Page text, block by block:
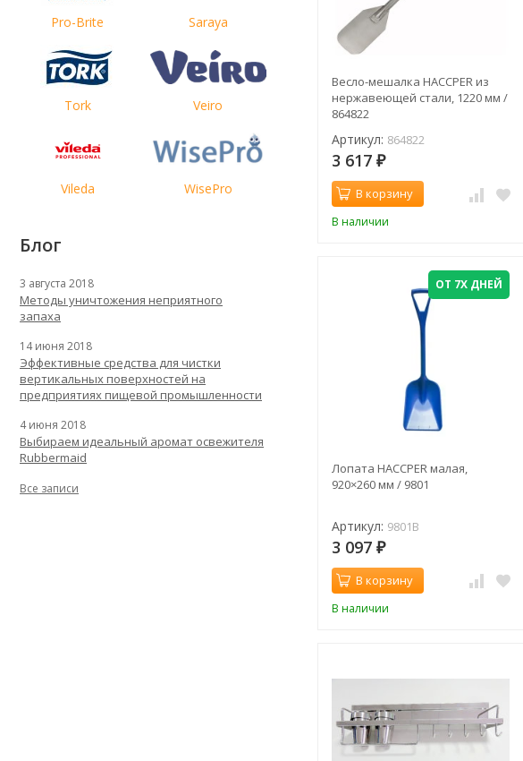
Весло-мешалка HACCPER из
нержавеющей стали, 1220 мм /
864822
Артикул: 864822
3 617 ₽
В корзину
В наличии
ОТ 7Х ДНЕЙ
Лопата HACCPER малая,
920×260 мм / 9801
Артикул: 9801B
3 097 ₽
В корзину
В наличии
Pro-Brite Saraya
Tork Veiro
Vileda WisePro
Блог
3 августа 2018
Методы уничтожения неприятного
запаха
14 июня 2018
Эффективные средства для чистки
вертикальных поверхностей на
предприятиях пищевой промышленности
4 июня 2018
Выбираем идеальный аромат освежителя
Rubbermaid
Все записи